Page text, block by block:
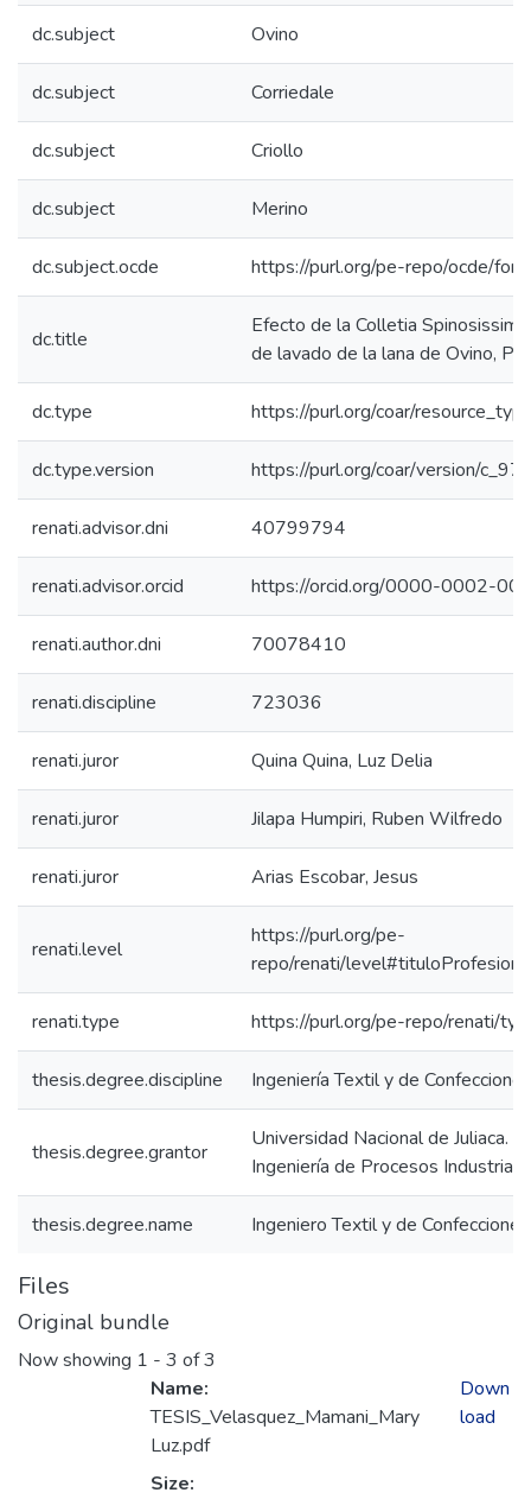
dc.subject Ovino
dc.subject Corriedale
dc.subject Criollo
dc.subject Merino
dc.subject.ocde https://purl.org/pe-repo/ocde/
dc.title
Efecto de la Colletia
de lavado de la lana de Ovino,
dc.type https://purl.org/coar/
dc.type.version https://purl.org/coar/version/
renati.advisor.dni 40799794
renati.advisor.orcid https://orcid.org/0000-0002-
renati.author.dni 70078410
renati.discipline 723036
renati.juror Quina Quina, Luz Delia
renati.juror Jilapa Humpiri, Ruben Wilfredo
renati.juror Arias Escobar, Jesus
renati.level
https://purl.org/pe-
repo/renati/
renati.type https://purl.org/pe-repo/renati/
thesis.degree.discipline Ingeniería Textil y de Confecciones
thesis.degree.grantor
Universidad Nacional de Juliaca.
Ingeniería de Procesos
thesis.degree.name Ingeniero Textil y de Confecciones
Files
Original bundle
Now showing 1 - 3 of 3
Name:
TESIS_Velasquez_Mamani_Mary
Luz.pdf
Size:
Down
load